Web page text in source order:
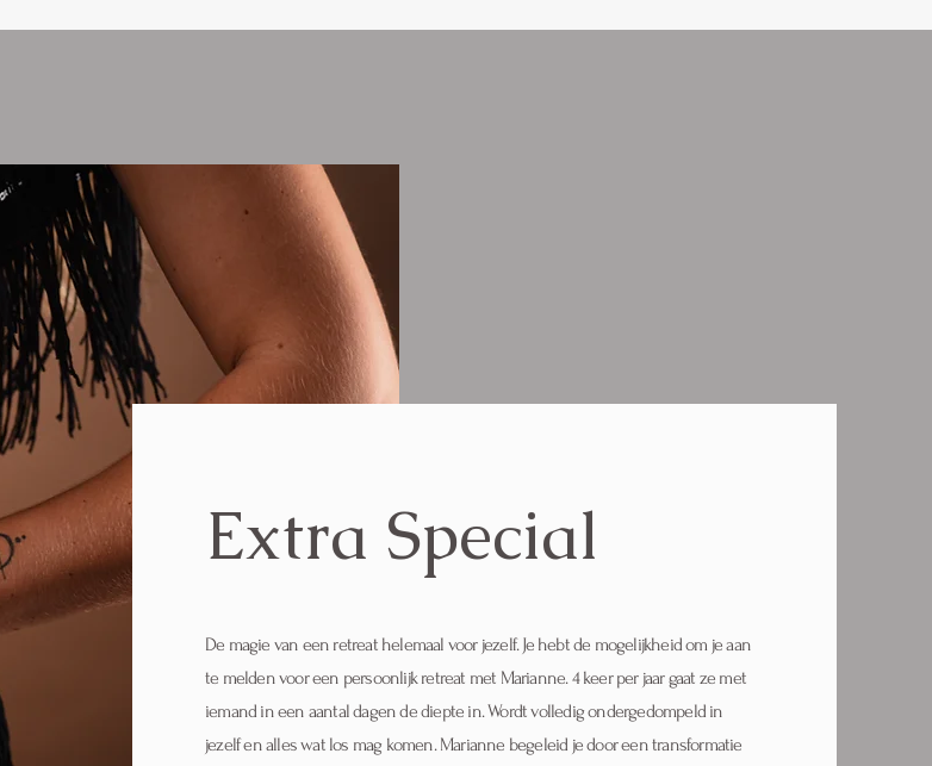
Extra Special
De magie van een retreat helemaal voor jezelf. Je hebt de mogelijkheid om je aan
te melden voor een persoonlijk retreat met Marianne. 4 keer per jaar gaat ze met
iemand in een aantal dagen de diepte in. Wordt volledig ondergedompeld in
jezelf en alles wat los mag komen. Marianne begeleid je door een transformatie